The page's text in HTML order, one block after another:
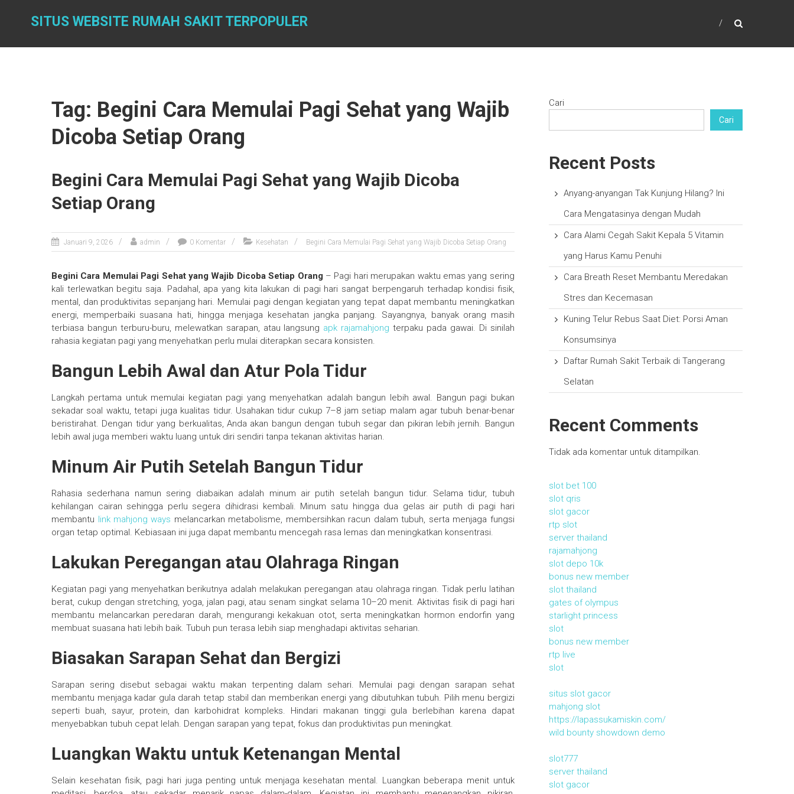
SITUS WEBSITE RUMAH SAKIT TERPOPULER
Tag: Begini Cara Memulai Pagi Sehat yang Wajib
Dicoba Setiap Orang
Begini Cara Memulai Pagi Sehat yang Wajib Dicoba
Setiap Orang
Januari 9, 2026 admin 0 Komentar Kesehatan Begini Cara Memulai Pagi Sehat yang Wajib Dicoba Setiap Orang
Begini Cara Memulai Pagi Sehat yang Wajib Dicoba Setiap Orang – Pagi hari merupakan waktu emas yang sering
kali terlewatkan begitu saja. Padahal, apa yang kita lakukan di pagi hari sangat berpengaruh terhadap kondisi fisik,
mental, dan produktivitas sepanjang hari. Memulai pagi dengan kegiatan yang tepat dapat membantu meningkatkan
energi, memperbaiki suasana hati, hingga menjaga kesehatan jangka panjang. Sayangnya, banyak orang masih
terbiasa bangun terburu-buru, melewatkan sarapan, atau langsung apk rajamahjong terpaku pada gawai. Di sinilah
rahasia kegiatan pagi yang menyehatkan perlu mulai diterapkan secara konsisten.
Bangun Lebih Awal dan Atur Pola Tidur
Langkah pertama untuk memulai kegiatan pagi yang menyehatkan adalah bangun lebih awal. Bangun pagi bukan
sekadar soal waktu, tetapi juga kualitas tidur. Usahakan tidur cukup 7–8 jam setiap malam agar tubuh benar-benar
beristirahat. Dengan tidur yang berkualitas, Anda akan bangun dengan tubuh segar dan pikiran lebih jernih. Bangun
lebih awal juga memberi waktu luang untuk diri sendiri tanpa tekanan aktivitas harian.
Minum Air Putih Setelah Bangun Tidur
Rahasia sederhana namun sering diabaikan adalah minum air putih setelah bangun tidur. Selama tidur, tubuh
kehilangan cairan sehingga perlu segera dihidrasi kembali. Minum satu hingga dua gelas air putih di pagi hari
membantu link mahjong ways melancarkan metabolisme, membersihkan racun dalam tubuh, serta menjaga fungsi
organ tetap optimal. Kebiasaan ini juga dapat membantu mencegah rasa lemas dan meningkatkan konsentrasi.
Lakukan Peregangan atau Olahraga Ringan
Kegiatan pagi yang menyehatkan berikutnya adalah melakukan peregangan atau olahraga ringan. Tidak perlu latihan
berat, cukup dengan stretching, yoga, jalan pagi, atau senam singkat selama 10–20 menit. Aktivitas fisik di pagi hari
membantu melancarkan peredaran darah, mengurangi kekakuan otot, serta meningkatkan hormon endorfin yang
membuat suasana hati lebih baik. Tubuh pun terasa lebih siap menghadapi aktivitas seharian.
Biasakan Sarapan Sehat dan Bergizi
Sarapan sering disebut sebagai waktu makan terpenting dalam sehari. Memulai pagi dengan sarapan sehat
membantu menjaga kadar gula darah tetap stabil dan memberikan energi yang dibutuhkan tubuh. Pilih menu bergizi
seperti buah, sayur, protein, dan karbohidrat kompleks. Hindari makanan tinggi gula berlebihan karena dapat
menyebabkan tubuh cepat lelah. Dengan sarapan yang tepat, fokus dan produktivitas pun meningkat.
Luangkan Waktu untuk Ketenangan Mental
Selain kesehatan fisik, pagi hari juga penting untuk menjaga kesehatan mental. Luangkan beberapa menit untuk
Cari
Cari
Recent Posts
Anyang-anyangan Tak Kunjung Hilang? Ini
Cara Mengatasinya dengan Mudah
Cara Alami Cegah Sakit Kepala 5 Vitamin
yang Harus Kamu Penuhi
Cara Breath Reset Membantu Meredakan
Stres dan Kecemasan
Kuning Telur Rebus Saat Diet: Porsi Aman
Konsumsinya
Daftar Rumah Sakit Terbaik di Tangerang
Selatan
Recent Comments
Tidak ada komentar untuk ditampilkan.
slot bet 100
slot qris
slot gacor
rtp slot
server thailand
rajamahjong
slot depo 10k
bonus new member
slot thailand
gates of olympus
starlight princess
slot
bonus new member
rtp live
slot
situs slot gacor
mahjong slot
https://lapassukamiskin.com/
wild bounty showdown demo
slot777
server thailand
slot gacor